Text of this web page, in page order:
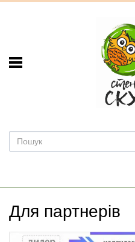
Для партнерів